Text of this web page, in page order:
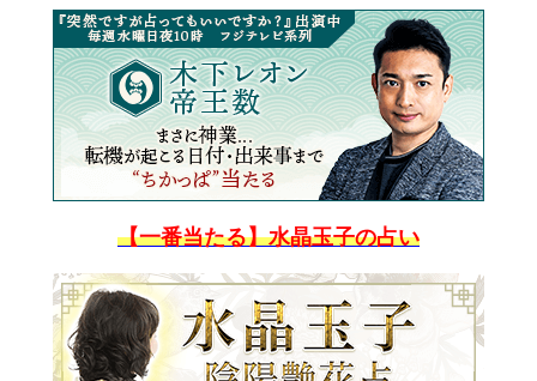
【一番当たる】水晶玉子の占い